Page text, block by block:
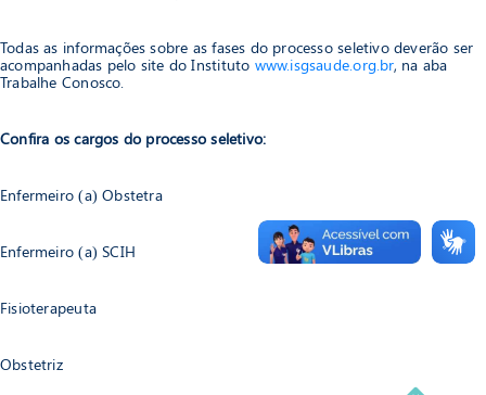
Todas as informações sobre as fases do processo seletivo deverão ser
acompanhadas pelo site do Instituto www.isgsaude.org.br, na aba
Trabalhe Conosco.
Confira os cargos do processo seletivo:
Enfermeiro (a) Obstetra
Enfermeiro (a) SCIH
Fisioterapeuta
Obstetriz